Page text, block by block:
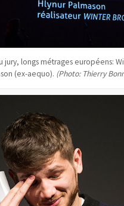
jury, longs métrages européens:
(ex-aequo). (Photo: Thierry